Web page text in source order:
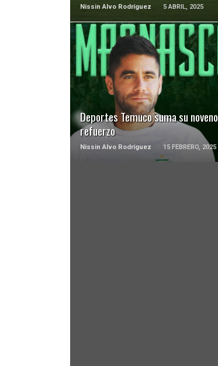
Nissin Alvo Rodríguez 5 ABRIL, 2025
Deportes Temuco suma su noveno
refuerzo
Nissin Alvo Rodríguez 15 FEBRERO, 2025
LEER MÁS